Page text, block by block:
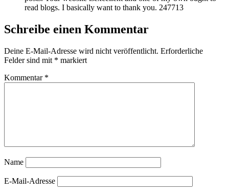
read blogs. I basically want to thank you. 247713
Schreibe einen Kommentar
Deine E-Mail-Adresse wird nicht veröffentlicht. Erforderliche
Felder sind mit * markiert
Kommentar *
Name
E-Mail-Adresse